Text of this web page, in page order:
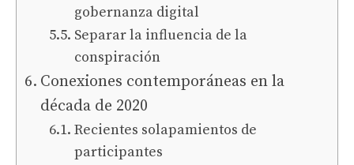
gobernanza digital
Separar la influencia de la
conspiración
Conexiones contemporáneas en la
década de 2020
Recientes solapamientos de
participantes